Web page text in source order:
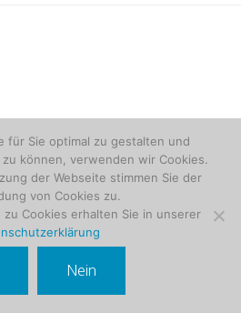
für Sie optimal zu gestalten und
können, verwenden wir Cookies.
der Webseite stimmen Sie der
von Cookies zu.
Cookies erhalten Sie in unserer
Nein